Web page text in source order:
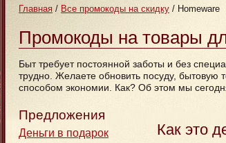
Главная / Все промокоды на скидку / Homeware
Промокоды на товары
Быт требует постоянной заботы и без
трудно. Желаете обновить посуду, бытовую
способом экономии. Как? Об этом мы
Предложения
Деньги в подарок
Как это